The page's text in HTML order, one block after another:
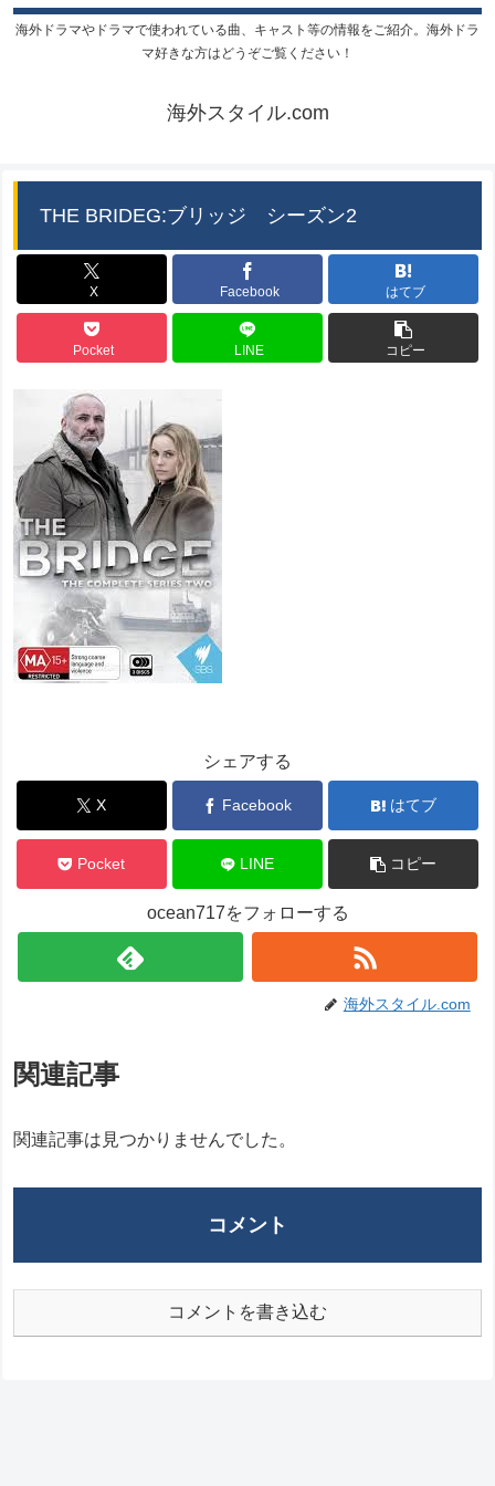
海外ドラマやドラマで使われている曲、キャスト等の情報をご紹介。海外ドラ
マ好きな方はどうぞご覧ください！
海外スタイル.com
THE BRIDEG:ブリッジ シーズン2
X Facebook はてブ
Pocket LINE コピー
シェアする
X Facebook はてブ
Pocket LINE コピー
ocean717をフォローする
海外スタイル.com
関連記事
関連記事は見つかりませんでした。
コメント
コメントを書き込む